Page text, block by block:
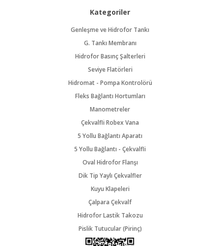
Kategoriler
Genleşme ve Hidrofor Tankı
G. Tankı Membranı
Hidrofor Basınç Şalterleri
Seviye Flatörleri
Hidromat - Pompa Kontrolörü
Fleks Bağlantı Hortumları
Manometreler
Çekvalfli Robex Vana
5 Yollu Bağlantı Aparatı
5 Yollu Bağlantı - Çekvalfli
Oval Hidrofor Flanşı
Dik Tip Yaylı Çekvalfler
Kuyu Klapeleri
Çalpara Çekvalf
Hidrofor Lastik Takozu
Pislik Tutucular (Pirinç)